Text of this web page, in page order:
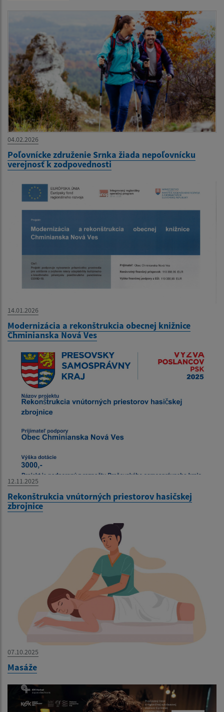
04.02.2026
Poľovnícke združenie Srnka žiada nepoľovnícku
verejnosť k zodpovednosti
14.01.2026
Modernizácia a rekonštrukcia obecnej knižnice
Chminianska Nová Ves
12.11.2025
Rekonštrukcia vnútorných priestorov hasičskej
zbrojnice
07.10.2025
Masáže